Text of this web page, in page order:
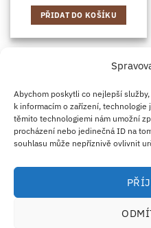
Abychom poskytli co nejlepší
k informacím o zařízení,
těmito technologiemi nám umožní
procházení nebo jedinečná ID na
souhlasu může nepříznivě ovlivnit
PŘIDAT DO KOŠÍKU
Credit
Card
2
ZÁSADY DOPRAVY
OBCHODNÍ PODMÍNKY
OMEZENÍ
Antim I Street, No. 14, fl. 2,
·